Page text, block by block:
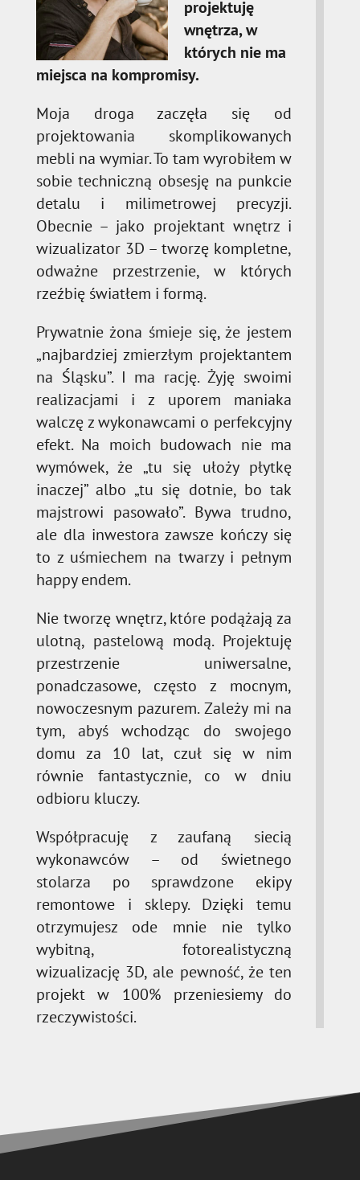
projektuję
wnętrza, w
których nie ma
miejsca na kompromisy.
Moja droga zaczęła się od
projektowania skomplikowanych
mebli na wymiar. To tam wyrobiłem w
sobie techniczną obsesję na punkcie
detalu i milimetrowej precyzji.
Obecnie – jako projektant wnętrz i
wizualizator 3D – tworzę kompletne,
odważne przestrzenie, w których
rzeźbię światłem i formą.
Prywatnie żona śmieje się, że jestem
„najbardziej zmierzłym projektantem
na Śląsku”. I ma rację. Żyję swoimi
realizacjami i z uporem maniaka
walczę z wykonawcami o perfekcyjny
efekt. Na moich budowach nie ma
wymówek, że „tu się ułoży płytkę
inaczej” albo „tu się dotnie, bo tak
majstrowi pasowało”. Bywa trudno,
ale dla inwestora zawsze kończy się
to z uśmiechem na twarzy i pełnym
happy endem.
Nie tworzę wnętrz, które podążają za
ulotną, pastelową modą. Projektuję
przestrzenie uniwersalne,
ponadczasowe, często z mocnym,
nowoczesnym pazurem. Zależy mi na
tym, abyś wchodząc do swojego
domu za 10 lat, czuł się w nim
równie fantastycznie, co w dniu
odbioru kluczy.
Współpracuję z zaufaną siecią
wykonawców – od świetnego
stolarza po sprawdzone ekipy
remontowe i sklepy. Dzięki temu
otrzymujesz ode mnie nie tylko
wybitną, fotorealistyczną
wizualizację 3D, ale pewność, że ten
projekt w 100% przeniesiemy do
rzeczywistości.